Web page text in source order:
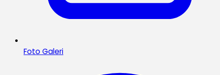
Foto Galeri